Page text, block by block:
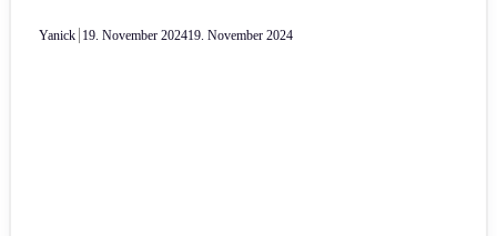
Yanick 19. November 202419. November 2024